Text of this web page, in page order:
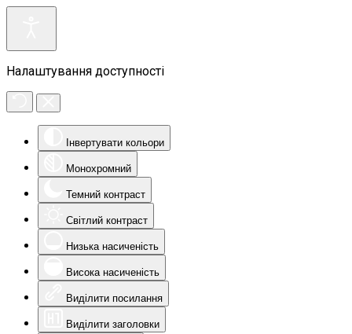
Налаштування доступності
Інвертувати кольори
Монохромний
Темний контраст
Світлий контраст
Низька насиченість
Висока насиченість
Виділити посилання
Виділити заголовки